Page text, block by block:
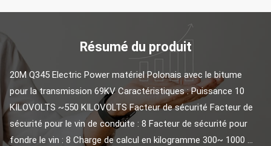
Résumé du produit
20M Q345 Electric Power matériel Polonais avec le bitume
pour la transmission 69KV Caractéristiques : Puissance 10
KILOVOLTS ~550 KILOVOLTS Facteur de sécurité Facteur de
sécurité pour le vin de conduite : 8 Facteur de sécurité pour
fondre le vin : 8 Charge de calcul en kilogramme 300~ 1000 ...